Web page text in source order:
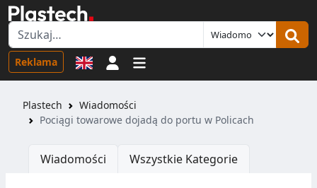
Reklama Logowanie
Plastech
Wiadomości
Pociągi towarowe dojadą do portu w Policach
Wiadomości Wszystkie Kategorie